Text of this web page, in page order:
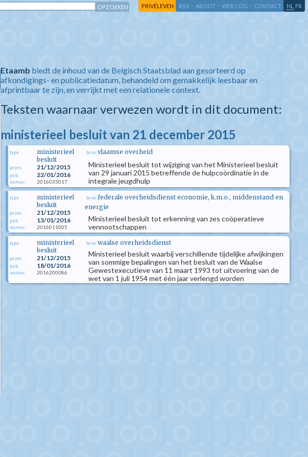
PRIVÉLEVEN RSS - ABOUT - WEB LOG - CONTACT NL FR
Etaamb biedt de inhoud van de Belgisch Staatsblad aan gesorteerd op
afkondigings- en publicatiedatum, behandeld om gemakkelijk leesbaar en
afprintbaar te zijn, en verrijkt met een relationele context.
Teksten waarnaar verwezen wordt in dit document:
ministerieel besluit van 21 december 2015
type
ministerieel
besluit
prom. 21/12/2015
pub. 22/01/2016
numac 2016035017
bron vlaamse overheid
Ministerieel besluit tot wijziging van het Ministerieel besluit
van 29 januari 2015 betreffende de hulpcoördinatie in de
integrale jeugdhulp
type
ministerieel
besluit
prom. 21/12/2015
pub. 13/01/2016
numac 2016011005
bron federale overheidsdienst economie, k.m.o., middenstand en
energie
Ministerieel besluit tot erkenning van zes coöperatieve
vennootschappen
type
ministerieel
besluit
prom. 21/12/2015
pub. 18/01/2016
numac 2016200086
bron waalse overheidsdienst
Ministerieel besluit waarbij verschillende tijdelijke afwijkingen
van sommige bepalingen van het besluit van de Waalse
Gewestexecutieve van 11 maart 1993 tot uitvoering van de
wet van 1 juli 1954 met één jaar verlengd worden